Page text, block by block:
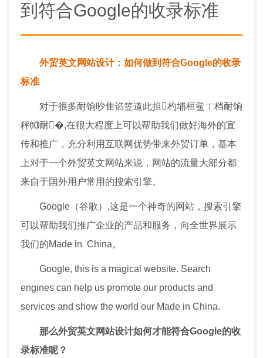
到符合Google的收录标准
外贸英文网站设计：如何做到符合Google的收录
标准
对于很多耐饷吵隹谄笠道此担杓埔桓鲎ㄒ档耐饷
秤⑽耐�,在很大程度上可以帮助我们做好海外的宣
传和推广，充分利用互联网优势带来外贸订单，基本
上对于一个外贸英文网站来说，网站的流量大部分都
来自于国外用户常用的搜索引擎。
Google（谷歌）,这是一个神奇的网站，搜索引擎
可以帮助我们推广企业的产品和服务，向全世界展示
我们的Made in China。
Google, this is a magical website. Search
engines can help us promote our products and
services and show the world our Made in China.
那么外贸英文网站设计如何才能符合Google的收
录标准呢？